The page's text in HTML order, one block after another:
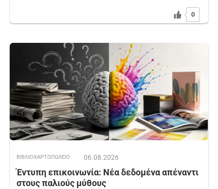
0
ΒΙΒΛΙΟΧΑΡΤΟΠΩΛΕΙΟ 06.08.2026
Έντυπη επικοινωνία: Νέα δεδομένα απέναντι
στους παλιούς μύθους